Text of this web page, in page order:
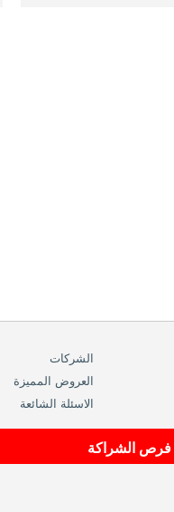
الشركات
العروض المميزة
الاسئلة الشائعة
فرص الشراكة